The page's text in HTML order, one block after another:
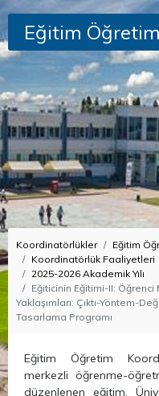
Eğitim
Koordinatörlükler
Eğitim
Koordinatörlük Faaliyetleri
2025-2026 Akademik Yılı
Eğiticinin Eğitimi-II:
Yaklaşımları: Çıktı-Yöntem-
Tasarlama Programı
Eğitim Öğretim
merkezli öğrenme-
düzenlenen eğitim,